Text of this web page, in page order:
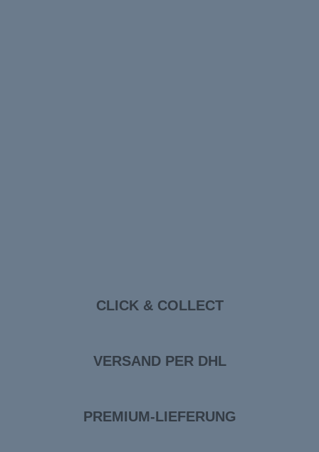
CLICK & COLLECT
VERSAND PER DHL
PREMIUM-LIEFERUNG